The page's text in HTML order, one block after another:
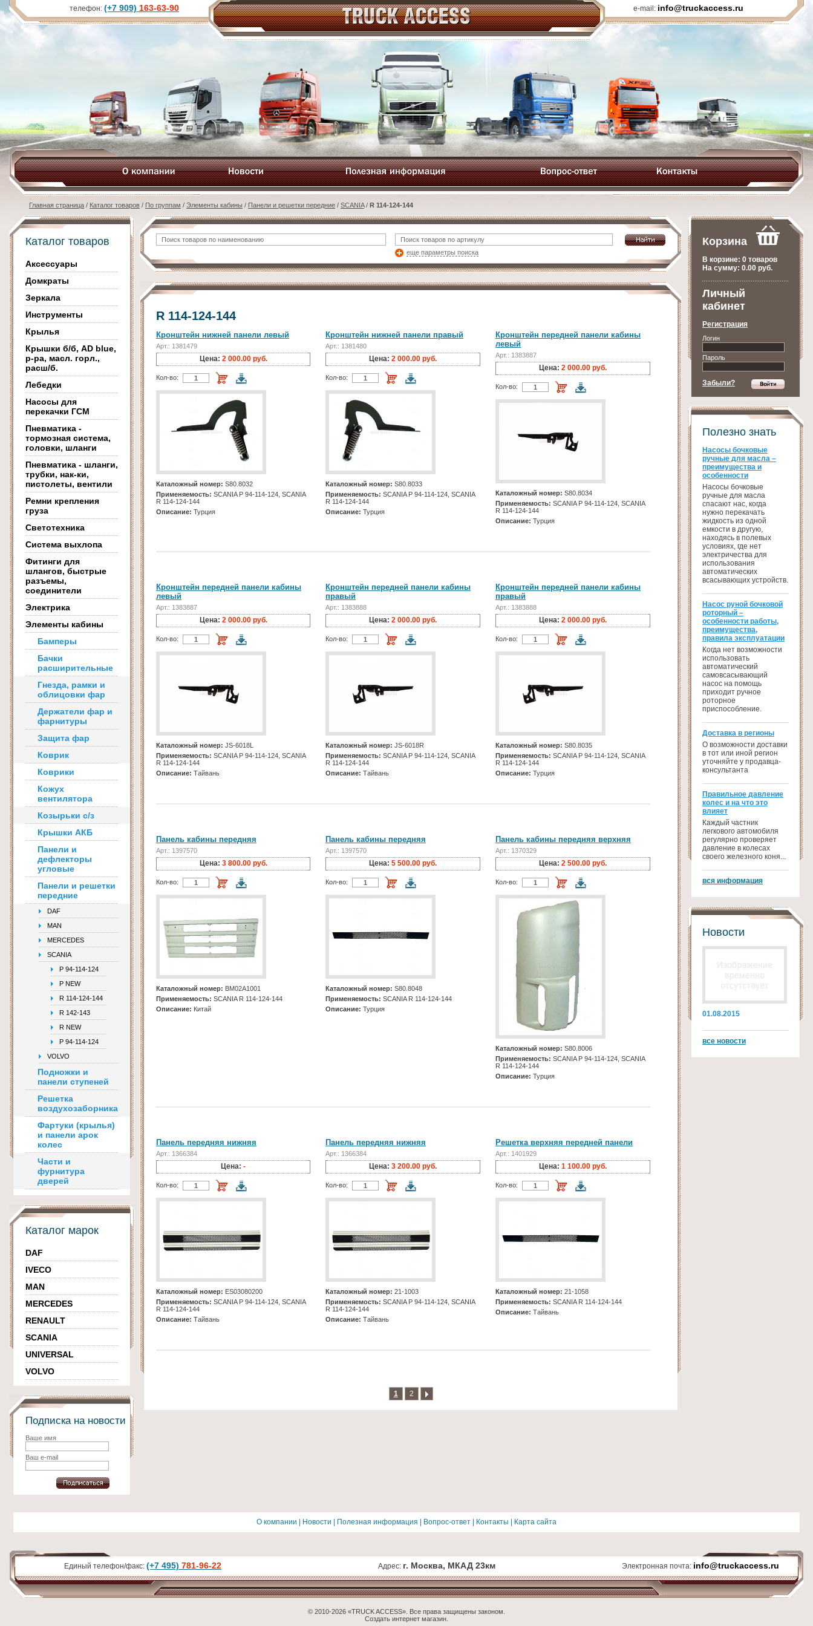
Главная страница / Каталог товаров / По группам / Элементы кабины / Панели и решетки передние / SCANIA/ R 114-124-144
Каталог товаров
Аксессуары
Домкраты
Зеркала
Инструменты
Крылья
Крышки б/б, AD blue,
р-ра, масл. горл.,
расш/б.
Лебедки
Насосы для
перекачки ГСМ
Пневматика -
тормозная система,
головки, шланги
Пневматика - шланги,
трубки, нак-ки,
пистолеты, вентили
Ремни крепления
груза
Светотехника
Система выхлопа
Фитинги для
шлангов, быстрые
разъемы,
соединители
Электрика
Элементы кабины
Бамперы
Бачки
расширительные
Гнезда, рамки и
облицовки фар
Держатели фар и
фарнитуры
Защита фар
Коврик
Коврики
Кожух
вентилятора
Козырьки с/з
Крышки АКБ
Панели и
дефлекторы
угловые
Панели и решетки
передние
DAF
MAN
MERCEDES
SCANIA
P 94-114-124
P NEW
R 114-124-144
R 142-143
R NEW
Р 94-114-124
VOLVO
Подножки и
панели ступеней
Решетка
воздухозаборника
Фартуки (крылья)
и панели арок
колес
Части и
фурнитура
дверей
Каталог марок
DAF
IVECO
MAN
MERCEDES
RENAULT
SCANIA
UNIVERSAL
VOLVO
Подписка на новости
Ваше имя
Ваш e-mail
еще параметры поиска
R 114-124-144
Кронштейн нижней панели левый
Арт.: 1381479
Цена: 2 000.00 руб.
Кол-во:
Каталожный номер: S80.8032
Применяемость: SCANIA Р 94-114-124, SCANIA
R 114-124-144
Описание: Турция
Кронштейн нижней панели правый
Арт.: 1381480
Цена: 2 000.00 руб.
Кол-во:
Каталожный номер: S80.8033
Применяемость: SCANIA Р 94-114-124, SCANIA
R 114-124-144
Описание: Турция
Кронштейн передней панели кабины
левый
Арт.: 1383887
Цена: 2 000.00 руб.
Кол-во:
Каталожный номер: S80.8034
Применяемость: SCANIA Р 94-114-124, SCANIA
R 114-124-144
Описание: Турция
Кронштейн передней панели кабины
левый
Арт.: 1383887
Цена: 2 000.00 руб.
Кол-во:
Каталожный номер: JS-6018L
Применяемость: SCANIA Р 94-114-124, SCANIA
R 114-124-144
Описание: Тайвань
Кронштейн передней панели кабины
правый
Арт.: 1383888
Цена: 2 000.00 руб.
Кол-во:
Каталожный номер: JS-6018R
Применяемость: SCANIA Р 94-114-124, SCANIA
R 114-124-144
Описание: Тайвань
Кронштейн передней панели кабины
правый
Арт.: 1383888
Цена: 2 000.00 руб.
Кол-во:
Каталожный номер: S80.8035
Применяемость: SCANIA Р 94-114-124, SCANIA
R 114-124-144
Описание: Турция
Панель кабины передняя
Арт.: 1397570
Цена: 3 800.00 руб.
Кол-во:
Каталожный номер: BM02A1001
Применяемость: SCANIA R 114-124-144
Описание: Китай
Панель кабины передняя
Арт.: 1397570
Цена: 5 500.00 руб.
Кол-во:
Каталожный номер: S80.8048
Применяемость: SCANIA R 114-124-144
Описание: Турция
Панель кабины передняя верхняя
Арт.: 1370329
Цена: 2 500.00 руб.
Кол-во:
Каталожный номер: S80.8006
Применяемость: SCANIA Р 94-114-124, SCANIA
R 114-124-144
Описание: Турция
Панель передняя нижняя
Арт.: 1366384
Цена: -
Кол-во:
Каталожный номер: ES03080200
Применяемость: SCANIA Р 94-114-124, SCANIA
R 114-124-144
Описание: Тайвань
Панель передняя нижняя
Арт.: 1366384
Цена: 3 200.00 руб.
Кол-во:
Каталожный номер: 21-1003
Применяемость: SCANIA P 94-114-124, SCANIA
R 114-124-144
Описание: Тайвань
Решетка верхняя передней панели
Арт.: 1401929
Цена: 1 100.00 руб.
Кол-во:
Каталожный номер: 21-1058
Применяемость: SCANIA R 114-124-144
Описание: Тайвань
1 2
Корзина
В корзине: 0 товаров
На сумму: 0.00 руб.
Личный
кабинет
Регистрация
Логин
Пароль
Забыли?
Полезно знать
Насосы бочковые
ручные для масла –
преимущества и
особенности
Насосы бочковые
ручные для масла
спасают нас, когда
нужно перекачать
жидкость из одной
емкости в другую,
находясь в полевых
условиях, где нет
электричества для
использования
автоматических
всасывающих устройств.
Насос руной бочковой
роторный –
особенности работы,
преимущества,
правила эксплуатации
Когда нет возможности
использовать
автоматический
самовсасывающий
насос на помощь
приходит ручное
роторное
приспособление.
Доставка в регионы
О возможности доставки
в тот или иной регион
уточняйте у продавца-
консультанта
Правильное давление
колес и на что это
влияет
Каждый частник
легкового автомобиля
регулярно проверяет
давление в колесах
своего железного коня...
вся информация
Новости
01.08.2015
все новости
О компании Новости Полезная информация Вопрос-ответ Контакты Карта сайта
Единый телефон/факс: (+7 495) 781-96-22 Электронная почта: info@truckaccess.ru
Адрес: г. Москва, МКАД 23км
© 2010-2026 «TRUCK ACCESS». Все права защищены законом.
Создать интернет магазин.
телефон: (+7 909) 163-63-90 e-mail: info@truckaccess.ru